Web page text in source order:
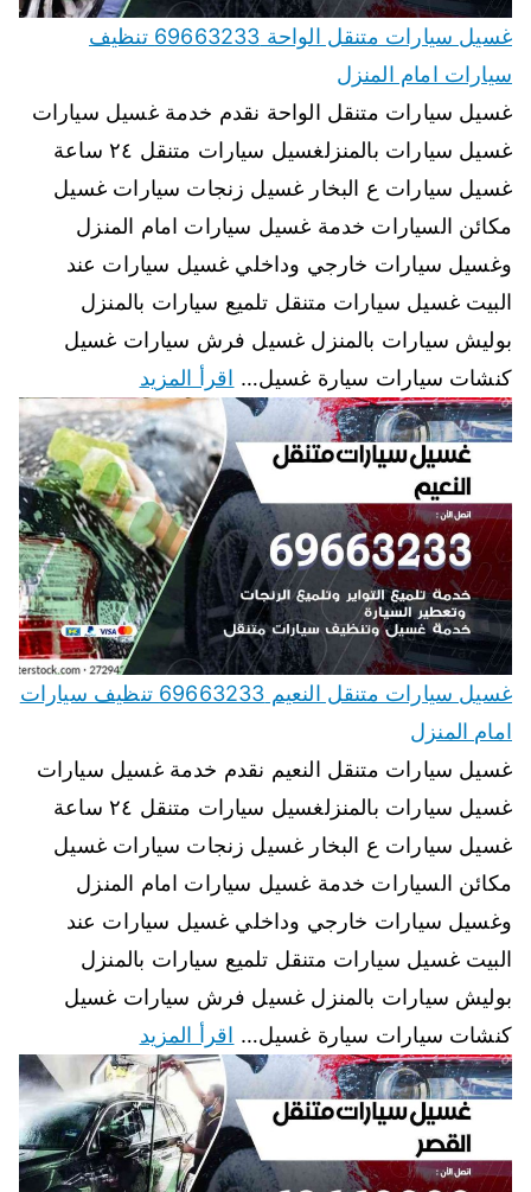
غسيل سيارات متنقل الواحة 69663233 تنظيف
سيارات امام المنزل
غسيل سيارات متنقل الواحة نقدم خدمة غسيل سيارات
غسيل سيارات بالمنزلغسيل سيارات متنقل ٢٤ ساعة
غسيل سيارات ع البخار غسيل زنجات سيارات غسيل
مكائن السيارات خدمة غسيل سيارات امام المنزل
وغسيل سيارات خارجي وداخلي غسيل سيارات عند
البيت غسيل سيارات متنقل تلميع سيارات بالمنزل
بوليش سيارات بالمنزل غسيل فرش سيارات غسيل
كنشات سيارات سيارة غسيل… اقرأ المزيد
غسيل سيارات متنقل النعيم 69663233 تنظيف سيارات
امام المنزل
غسيل سيارات متنقل النعيم نقدم خدمة غسيل سيارات
غسيل سيارات بالمنزلغسيل سيارات متنقل ٢٤ ساعة
غسيل سيارات ع البخار غسيل زنجات سيارات غسيل
مكائن السيارات خدمة غسيل سيارات امام المنزل
وغسيل سيارات خارجي وداخلي غسيل سيارات عند
البيت غسيل سيارات متنقل تلميع سيارات بالمنزل
بوليش سيارات بالمنزل غسيل فرش سيارات غسيل
كنشات سيارات سيارة غسيل… اقرأ المزيد